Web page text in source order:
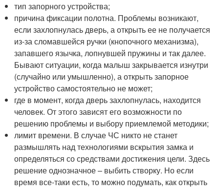
тип запорного устройства;
причина фиксации полотна. Проблемы возникают,
если захлопнулась дверь, а открыть ее не получается
из-за сломавшейся ручки (кнопочного механизма),
запавшего язычка, лопнувшей пружины и так далее.
Бывают ситуации, когда малыш закрывается изнутри
(случайно или умышленно), а открыть запорное
устройство самостоятельно не может;
где в момент, когда дверь захлопнулась, находится
человек. От этого зависят его возможности по
решению проблемы и выбору приемлемой методики;
лимит времени. В случае ЧС никто не станет
размышлять над технологиями вскрытия замка и
определяться со средствами достижения цели. Здесь
решение однозначное – выбить створку. Но если
время все-таки есть, то можно подумать, как открыть